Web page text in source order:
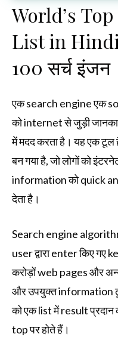
World’s
List in Hindi
100 सर्च इंजन
एक search engine एक
को internet से जुड़ी
में मदद करता है। यह एक
बन गया है, जो लोगों को
information को quick
देता है।
Search engine
user द्वारा enter किए
करोड़ों web pages और
और उपयुक्त information
को एक list में result
top पर होते हैं।